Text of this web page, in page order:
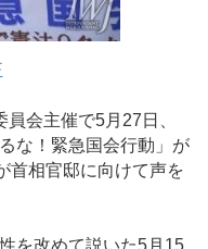
会主催で5月27日、
な！緊急国会行動」が
首相官邸に向けて声を
を改めて説いた5月15